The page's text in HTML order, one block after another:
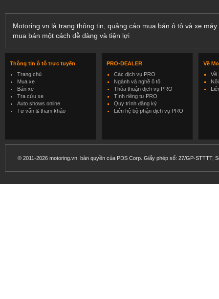
Motoring.vn là trang thông tin, quảng cáo mua bán ô tô và xe
mua bán một cách dễ dàng và tiện lợi
Thông tin ô tô trực tuyến
Trang chủ
Mua xe
Bán xe
Tra cứu xe
Auto shows online
Tư vấn & tham khảo
PRO-DEALER
Các dịch vụ PRO
Ngành và nghề ô tô
Thỏa thuận dịch vụ PRO
Tính riêng tư PRO
Quy trình đăng ký
Liên hệ bộ phận dịch vụ PRO
Về
Về
© 2011-2026 motoring.vn, bản quyền của PDS Corp. Giấy phép số: 27/GP-STTTT,